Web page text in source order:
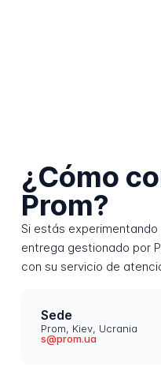
¿Cómo
Prom?
Si estás
entrega gestionado por
con su servicio de
Sede
Prom, Kiev, Ucrania
s@prom.ua